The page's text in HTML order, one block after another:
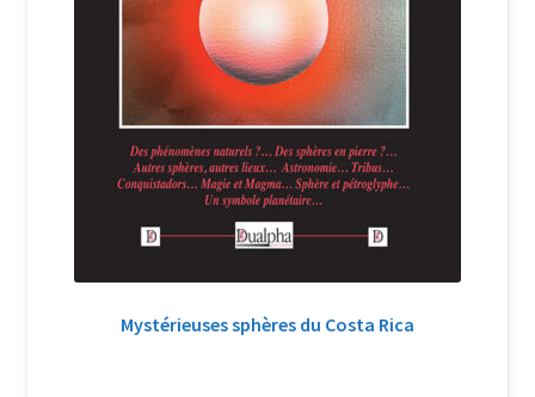
Politique de confidentialité et cookies
Qui sommes-nous ?
Soutien à Philippe Randa
Suivi de la Commande
Mystérieuses sphères du Costa Rica